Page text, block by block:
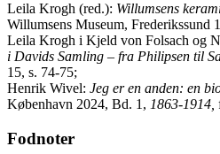
Leila Krogh (red.): Willumsens
Willumsens Museum, Frederikssund
Leila Krogh i Kjeld von Folsach og
i Davids Samling – fra Philipsen til
15, s. 74-75;
Henrik Wivel: Jeg er en anden: en
København 2024, Bd. 1, 1863-1914,
Fodnoter